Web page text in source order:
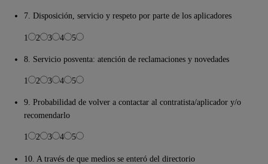
7. Disposición, servicio y respeto por parte de los aplicadores
1 2 3 4 5
8. Servicio posventa: atención de reclamaciones y novedades
1 2 3 4 5
9. Probabilidad de volver a contactar al contratista/aplicador y/o
recomendarlo
1 2 3 4 5
10. A través de que medios se enteró del directorio